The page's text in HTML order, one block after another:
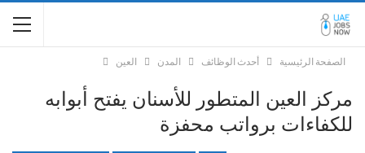
الصفحة الرئيسية أحدث الوظائف المدن العين
مركز العين المتطور للأسنان يفتح أبوابه
للكفاءات برواتب محفزة